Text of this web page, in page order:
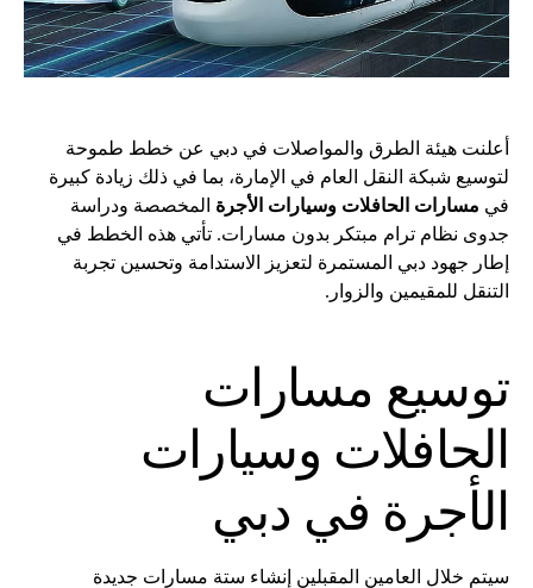
أعلنت هيئة الطرق والمواصلات في دبي عن خطط طموحة
لتوسيع شبكة النقل العام في الإمارة، بما في ذلك زيادة كبيرة
في مسارات الحافلات وسيارات الأجرة المخصصة ودراسة
جدوى نظام ترام مبتكر بدون مسارات. تأتي هذه الخطط في
إطار جهود دبي المستمرة لتعزيز الاستدامة وتحسين تجربة
التنقل للمقيمين والزوار.
توسيع مسارات
الحافلات وسيارات
الأجرة في دبي
سيتم خلال العامين المقبلين إنشاء ستة مسارات جديدة